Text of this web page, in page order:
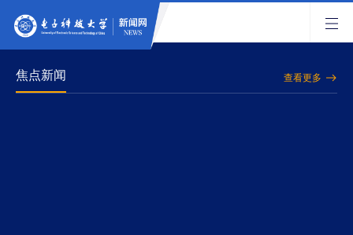
焦点新闻 查看更多